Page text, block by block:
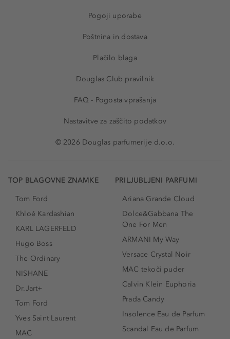
Pogoji uporabe
Poštnina in dostava
Plačilo blaga
Douglas Club pravilnik
FAQ - Pogosta vprašanja
Nastavitve za zaščito podatkov
© 2026 Douglas parfumerije d.o.o.
TOP BLAGOVNE ZNAMKE
Tom Ford
Khloé Kardashian
KARL LAGERFELD
Hugo Boss
The Ordinary
NISHANE
Dr.Jart+
Tom Ford
Yves Saint Laurent
MAC
PRILJUBLJENI PARFUMI
Ariana Grande Cloud
Dolce&Gabbana The
One For Men
ARMANI My Way
Versace Crystal Noir
MAC tekoči puder
Calvin Klein Euphoria
Prada Candy
Insolence Eau de Parfum
Scandal Eau de Parfum